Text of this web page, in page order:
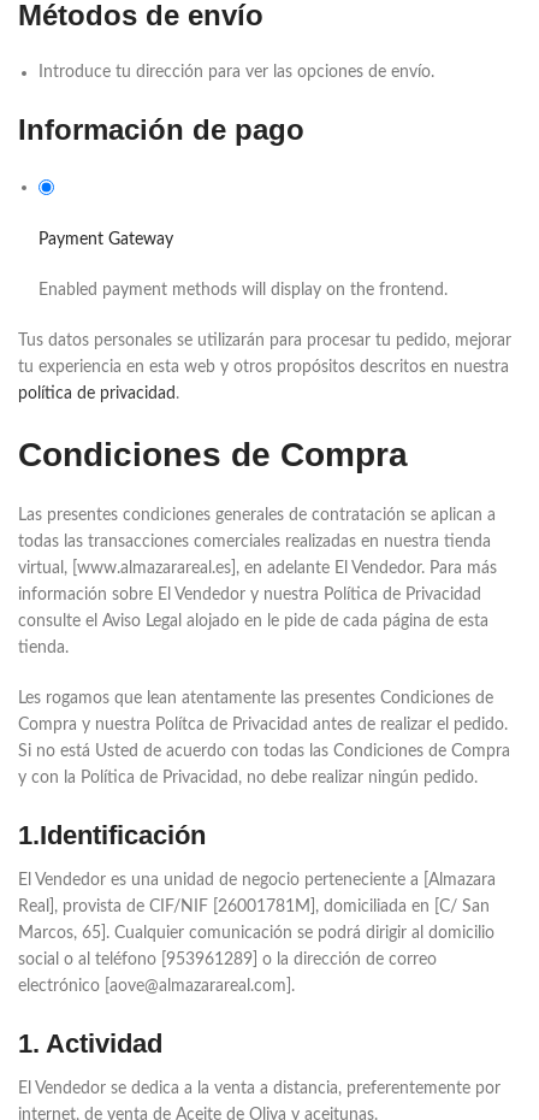
Métodos de envío
Introduce tu dirección para ver las opciones de envío.
Información de pago
Payment Gateway
Enabled payment methods will display on the frontend.
Tus datos personales se utilizarán para procesar tu pedido, mejorar
tu experiencia en esta web y otros propósitos descritos en nuestra
política de privacidad .
Condiciones de Compra
Las presentes condiciones generales de contratación se aplican a
todas las transacciones comerciales realizadas en nuestra tienda
virtual, [www.almazarareal.es], en adelante El Vendedor. Para más
información sobre El Vendedor y nuestra Política de Privacidad
consulte el Aviso Legal alojado en le pide de cada página de esta
tienda.
Les rogamos que lean atentamente las presentes Condiciones de
Compra y nuestra Polítca de Privacidad antes de realizar el pedido.
Si no está Usted de acuerdo con todas las Condiciones de Compra
y con la Política de Privacidad, no debe realizar ningún pedido.
1.Identificación
El Vendedor es una unidad de negocio perteneciente a [Almazara
Real], provista de CIF/NIF [26001781M], domiciliada en [C/ San
Marcos, 65]. Cualquier comunicación se podrá dirigir al domicilio
social o al teléfono [953961289] o la dirección de correo
electrónico [aove@almazarareal.com].
1. Actividad
El Vendedor se dedica a la venta a distancia, preferentemente por
internet, de venta de Aceite de Oliva y aceitunas.